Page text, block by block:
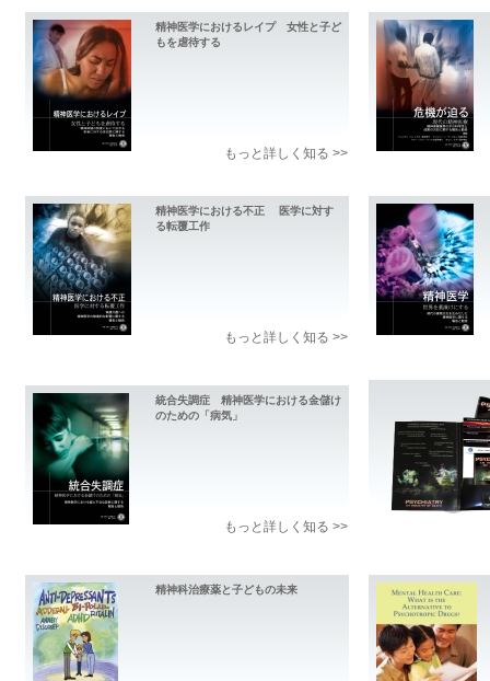
精神医学におけるレイプ 女性と子ど
もを虐待する
もっと詳しく知る >>
精神医学における不正 医学に対す
る転覆工作
もっと詳しく知る >>
統合失調症 精神医学における金儲け
のための「病気」
もっと詳しく知る >>
精神科治療薬と子どもの未来